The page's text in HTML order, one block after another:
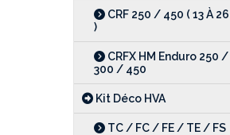
CRF 250 / 450 ( 13 À 26
)
CRFX HM Enduro 250 /
300 / 450
Kit Déco HVA
TC / FC / FE / TE / FS